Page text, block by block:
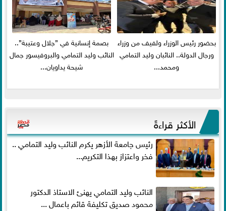
بحضور رئيس الوزراء ولفيف من وزراء
ورجال الدولة.. النائبان وليد التمامي
ومحمد...
بصمة إنسانية في ”جلال وعتيبة”..
النائب وليد التمامي والبروفيسور جمال
شيحة يداويان...
الأكثر قراءةً
رئيس جامعة الأزهر يكرم النائب وليد التمامي ..
فخر واعتزاز بهذا التكريم...
النائب وليد التمامي يهنئ الاستاذ الدكتور
محمود صديق تكليفة قائم باعمال ...